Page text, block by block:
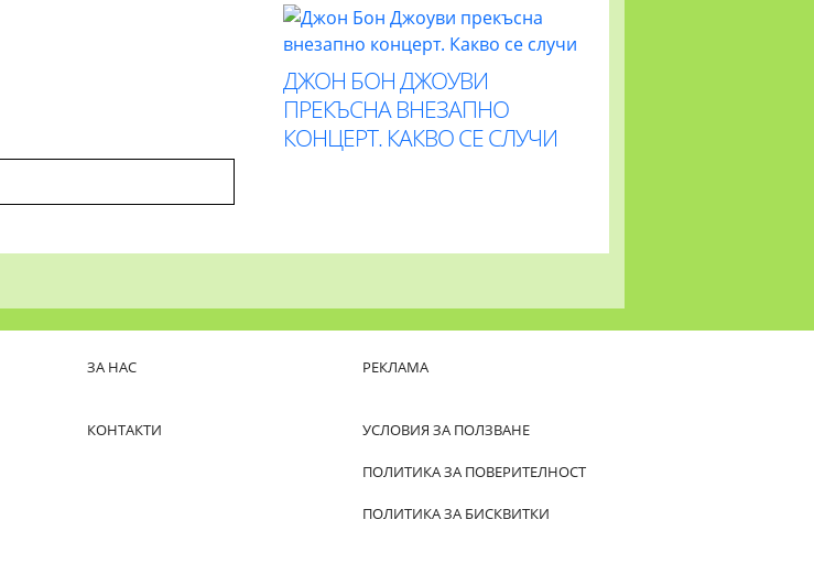
ДЖОН БОН ДЖОУВИ
ПРЕКЪСНА ВНЕЗАПНО
КОНЦЕРТ. КАКВО СЕ СЛУЧИ
ЗА НАС
КОНТАКТИ
РЕКЛАМА
УСЛОВИЯ ЗА ПОЛЗВАНЕ
ПОЛИТИКА ЗА ПОВЕРИТЕЛНОСТ
ПОЛИТИКА ЗА БИСКВИТКИ